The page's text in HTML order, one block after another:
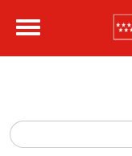
Toggle